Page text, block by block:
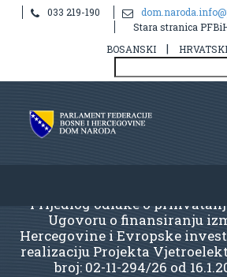
033 219-190
Stara stranica
BOSANSKI
| HRVATSKI
Prijedlog odluke o
Ugovoru o finansiranju
Hercegovine i Evropske
realizaciju Projekta
broj: 02-11-294/26 od